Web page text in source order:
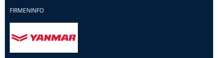
FIRMENINFO